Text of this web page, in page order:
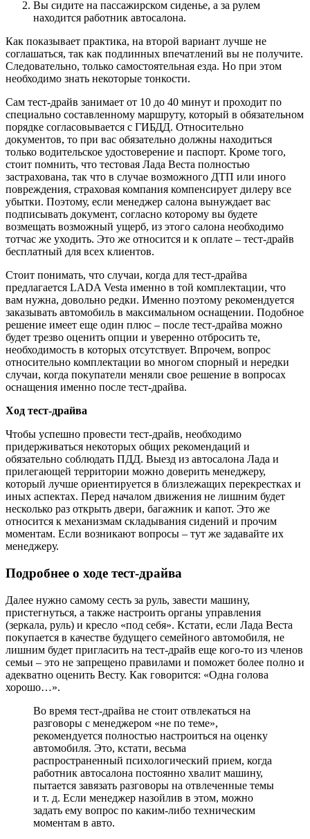
Вы сидите на пассажирском сиденье, а за рулем
находится работник автосалона.
Как показывает практика, на второй вариант лучше не
соглашаться, так как подлинных впечатлений вы не получите.
Следовательно, только самостоятельная езда. Но при этом
необходимо знать некоторые тонкости.
Сам тест-драйв занимает от 10 до 40 минут и проходит по
специально составленному маршруту, который в обязательном
порядке согласовывается с ГИБДД. Относительно
документов, то при вас обязательно должны находиться
только водительское удостоверение и паспорт. Кроме того,
стоит помнить, что тестовая Лада Веста полностью
застрахована, так что в случае возможного ДТП или иного
повреждения, страховая компания компенсирует дилеру все
убытки. Поэтому, если менеджер салона вынуждает вас
подписывать документ, согласно которому вы будете
возмещать возможный ущерб, из этого салона необходимо
тотчас же уходить. Это же относится и к оплате – тест-драйв
бесплатный для всех клиентов.
Стоит понимать, что случаи, когда для тест-драйва
предлагается LADA Vesta именно в той комплектации, что
вам нужна, довольно редки. Именно поэтому рекомендуется
заказывать автомобиль в максимальном оснащении. Подобное
решение имеет еще один плюс – после тест-драйва можно
будет трезво оценить опции и уверенно отбросить те,
необходимость в которых отсутствует. Впрочем, вопрос
относительно комплектации во многом спорный и нередки
случаи, когда покупатели меняли свое решение в вопросах
оснащения именно после тест-драйва.
Ход тест-драйва
Чтобы успешно провести тест-драйв, необходимо
придерживаться некоторых общих рекомендаций и
обязательно соблюдать ПДД. Выезд из автосалона Лада и
прилегающей территории можно доверить менеджеру,
который лучше ориентируется в близлежащих перекрестках и
иных аспектах. Перед началом движения не лишним будет
несколько раз открыть двери, багажник и капот. Это же
относится к механизмам складывания сидений и прочим
моментам. Если возникают вопросы – тут же задавайте их
менеджеру.
Подробнее о ходе тест-драйва
Далее нужно самому сесть за руль, завести машину,
пристегнуться, а также настроить органы управления
(зеркала, руль) и кресло «под себя». Кстати, если Лада Веста
покупается в качестве будущего семейного автомобиля, не
лишним будет пригласить на тест-драйв еще кого-то из членов
семьи – это не запрещено правилами и поможет более полно и
адекватно оценить Весту. Как говорится: «Одна голова
хорошо…».
Во время тест-драйва не стоит отвлекаться на
разговоры с менеджером «не по теме»,
рекомендуется полностью настроиться на оценку
автомобиля. Это, кстати, весьма
распространенный психологический прием, когда
работник автосалона постоянно хвалит машину,
пытается завязать разговоры на отвлеченные темы
и т. д. Если менеджер назойлив в этом, можно
задать ему вопрос по каким-либо техническим
моментам в авто.